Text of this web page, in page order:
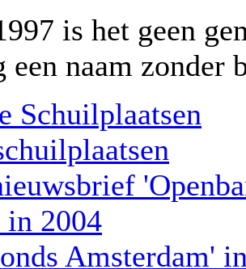
is het geen
naam zonder
Schuilplaatsen
in 2004
Amsterdam'